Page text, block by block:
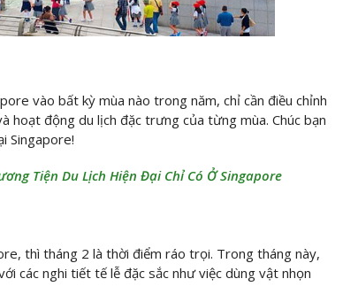
vào bất kỳ mùa nào trong năm, chỉ cần điều chỉnh
hoạt động du lịch đặc trưng của từng mùa. Chúc bạn
Singapore!
Tiện Du Lịch Hiện Đại Chỉ Có Ở Singapore
thì tháng 2 là thời điểm ráo trọi. Trong tháng này,
các nghi tiết tế lễ đặc sắc như việc dùng vật nhọn